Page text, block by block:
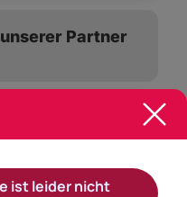
Partner
| Miete
ist leider nicht